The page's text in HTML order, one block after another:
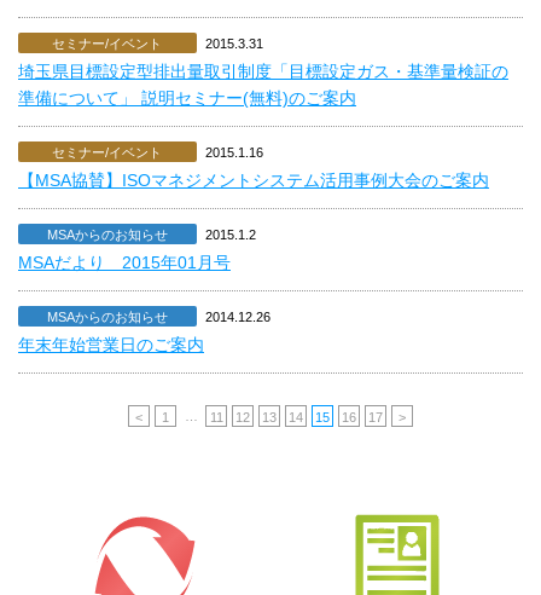
セミナー/イベント 2015.3.31
埼玉県目標設定型排出量取引制度「目標設定ガス・基準量検証の
準備について」 説明セミナー(無料)のご案内
セミナー/イベント 2015.1.16
【MSA協賛】ISOマネジメントシステム活用事例大会のご案内
MSAからのお知らせ 2015.1.2
MSAだより 2015年01月号
MSAからのお知らせ 2014.12.26
年末年始営業日のご案内
< 1 11 12 13 14 15 16 17 >